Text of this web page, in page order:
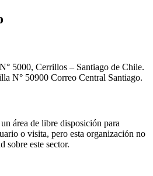
5000, Cerrillos – Santiago de Chile.
N° 50900 Correo Central Santiago.
área de libre disposición para
o visita, pero esta organización no
sobre este sector.